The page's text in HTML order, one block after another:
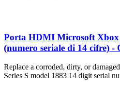
Porta HDMI Microsoft Xbox
(numero seriale di 14 cifre) -
Replace a corroded, dirty, or
Series S model 1883 14 digit serial